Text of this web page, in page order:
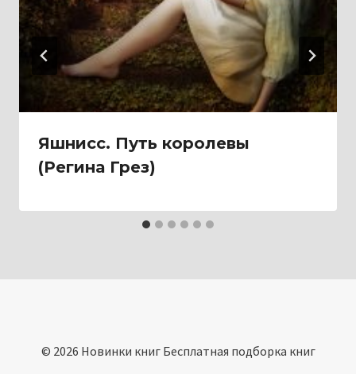
Яшнисс. Путь королевы
(Регина Грез)
© 2026 Новинки книг Бесплатная подборка книг